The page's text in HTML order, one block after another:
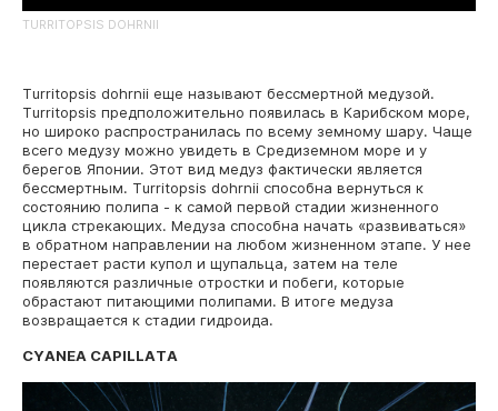
TURRITOPSIS DOHRNII
Turritopsis dohrnii еще называют бессмертной медузой.
Turritopsis предположительно появилась в Карибском море,
но широко распространилась по всему земному шару. Чаще
всего медузу можно увидеть в Средиземном море и у
берегов Японии. Этот вид медуз фактически является
бессмертным. Turritopsis dohrnii способна вернуться к
состоянию полипа - к самой первой стадии жизненного
цикла стрекающих. Медуза способна начать «развиваться»
в обратном направлении на любом жизненном этапе. У нее
перестает расти купол и щупальца, затем на теле
появляются различные отростки и побеги, которые
обрастают питающими полипами. В итоге медуза
возвращается к стадии гидроида.
CYANEA CAPILLATA